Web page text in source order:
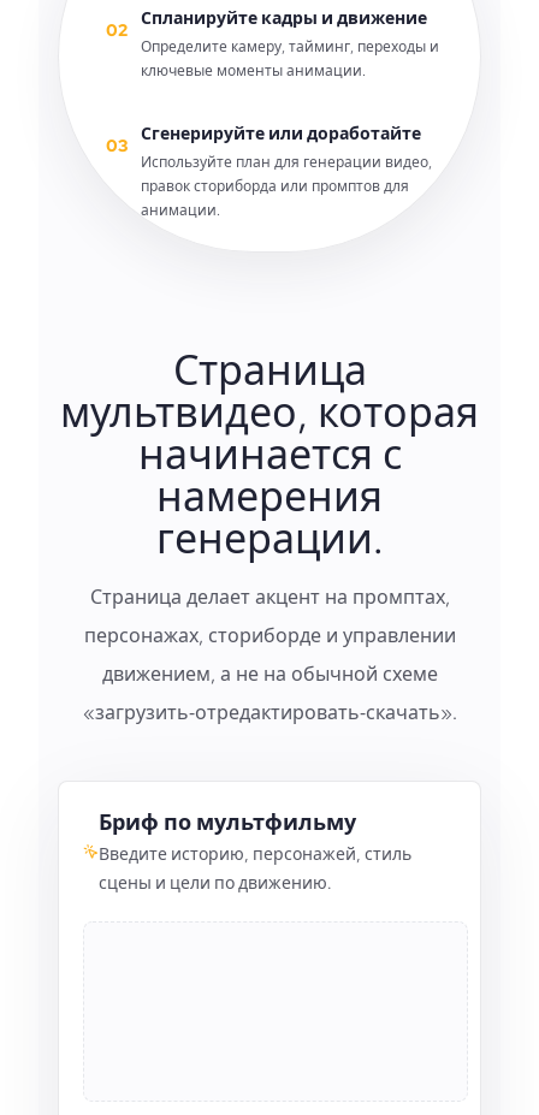
02
Спланируйте кадры и движение
Определите камеру, тайминг, переходы и
ключевые моменты анимации.
03
Сгенерируйте или доработайте
Используйте план для генерации видео,
правок сториборда или промптов для
анимации.
Страница
мультвидео, которая
начинается с
намерения
генерации.
Страница делает акцент на промптах,
персонажах, сториборде и управлении
движением, а не на обычной схеме
«загрузить‑отредактировать‑скачать».
Бриф по мультфильму
Введите историю, персонажей, стиль
сцены и цели по движению.